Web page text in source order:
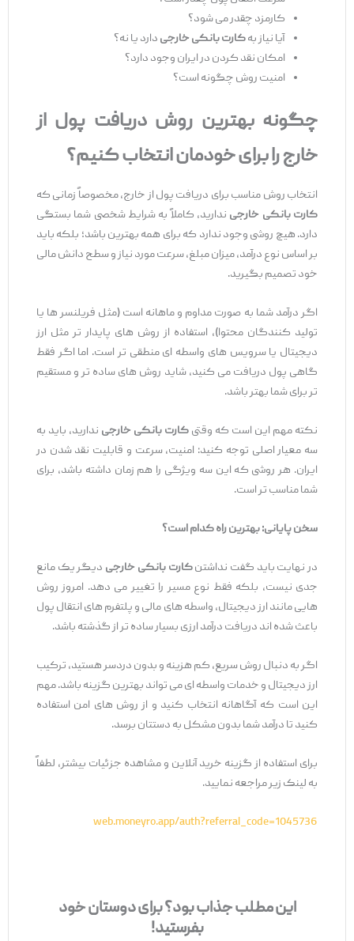
کارمزد چقدر می ‌شود؟
آیا نیاز بهکارت بانکی خارجیدارد یا نه؟
امکان نقد کردن در ایران وجود دارد؟
امنیت روش چگونه است؟
چگونه بهترین روش دریافت پول از
خارج را برای خودمان انتخاب کنیم؟
انتخاب روش مناسب برای دریافت پول از خارج، مخصوصاً زمانی که
کارت بانکی خارجیندارید، کاملاً به شرایط شخصی شما بستگی
دارد. هیچ روشی وجود ندارد که برای همه بهترین باشد؛ بلکه باید
بر اساس نوع درآمد، میزان مبلغ، سرعت مورد نیاز و سطح دانش مالی
خود تصمیم بگیرید.
اگر درآمد شما به ‌صورت مداوم و ماهانه است (مثل فریلنسر ها یا
تولید کنندگان محتوا)، استفاده از روش ‌های پایدار تر مثل ارز
دیجیتال یا سرویس ‌های واسطه ‌ای منطقی ‌تر است. اما اگر فقط
گاهی پول دریافت می ‌کنید، شاید روش ‌های ساده ‌تر و مستقیم
‌تر برای شما بهتر باشد.
نکته مهم این است که وقتیکارت بانکی خارجیندارید، باید به
سه معیار اصلی توجه کنید: امنیت، سرعت و قابلیت نقد شدن در
ایران. هر روشی که این سه ویژگی را هم ‌زمان داشته باشد، برای
شما مناسب ‌تر است.
سخن پایانی: بهترین راه کدام است؟
در نهایت باید گفت نداشتنکارت بانکی خارجیدیگر یک مانع
جدی نیست، بلکه فقط نوع مسیر را تغییر می ‌دهد. امروز روش
‌هایی مانند ارز دیجیتال، واسطه ‌های مالی و پلتفرم‌ های انتقال پول
باعث شده ‌اند دریافت درآمد ارزی بسیار ساده‌ تر از گذشته باشد.
اگر به دنبال روش سریع، کم ‌هزینه و بدون دردسر هستید، ترکیب
ارز دیجیتال و خدمات واسطه ‌ای می ‌تواند بهترین گزینه باشد. مهم
این است که آگاهانه انتخاب کنید و از روش ‌های امن استفاده
کنید تا درآمد شما بدون مشکل به دستتان برسد.
برای استفاده از گزینه خرید آنلاین و مشاهده جزئیات بیشتر، لطفاً
به لینک زیر مراجعه نمایید.
web.moneyro.app/auth?referral_code=1045736
این مطلب جذاب بود؟ برای دوستان خود
بفرستید!